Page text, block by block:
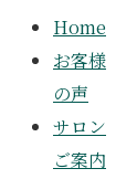
Home
お客様
の声
サロン
ご案内